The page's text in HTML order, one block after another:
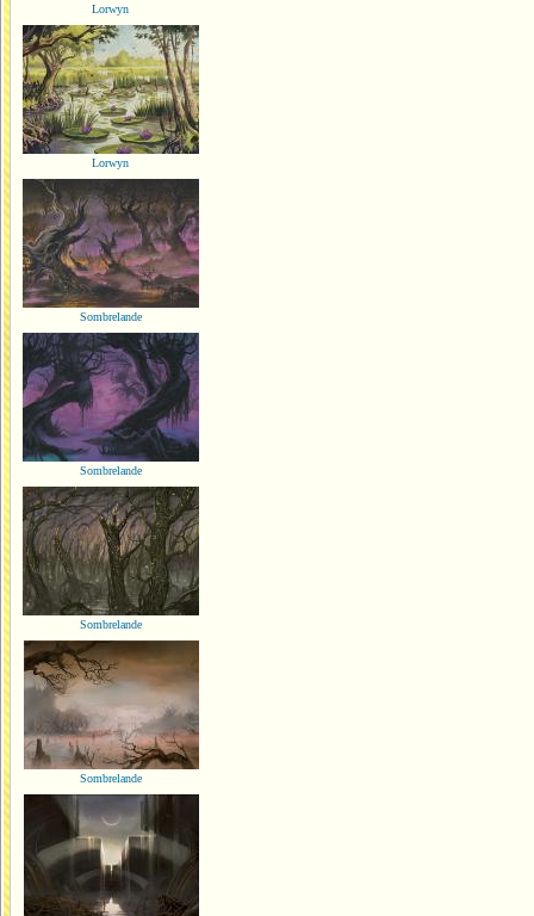
Lorwyn
Lorwyn
Sombrelande
Sombrelande
Sombrelande
Sombrelande